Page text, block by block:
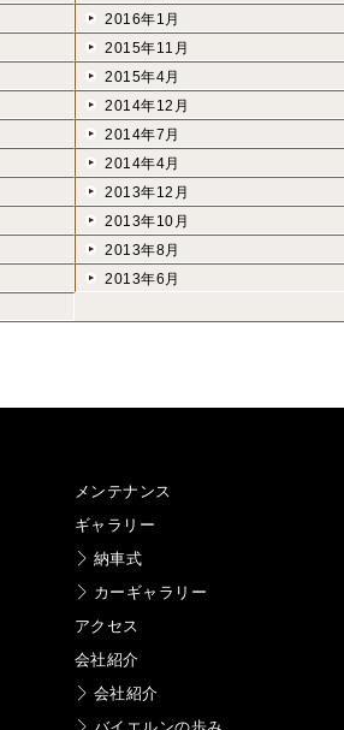
2016年1月
2015年11月
2015年4月
2014年12月
2014年7月
2014年4月
2013年12月
2013年10月
2013年8月
2013年6月
メンテナンス
ギャラリー
納車式
カーギャラリー
アクセス
会社紹介
会社紹介